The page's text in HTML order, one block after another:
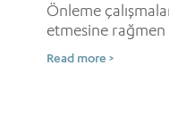
Önleme
etmesine
devam ediyor?
Read more >